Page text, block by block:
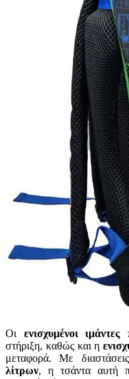
Οι ενισχυμένοι ιμάντες
στήριξη, καθώς και η
μεταφορά. Με
λίτρων, η τσάντα αυτή